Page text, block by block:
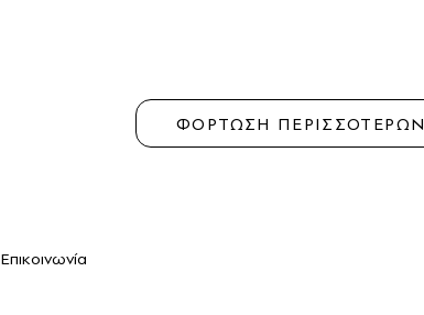
ΦΟΡΤΩΣΗ ΠΕΡΙΣΣΟΤΕΡΩΝ
Επικοινωνία